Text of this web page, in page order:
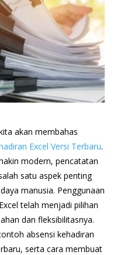
akan membahas
Excel Versi Terbaru.
modern, pencatatan
satu aspek penting
manusia. Penggunaan
telah menjadi pilihan
dan fleksibilitasnya.
absensi kehadiran
serta cara membuat